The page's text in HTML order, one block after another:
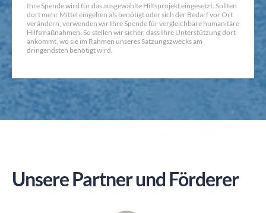
Ihre Spende wird für das ausgewählte Hilfsprojekt eingesetzt. Sollten
dort mehr Mittel eingehen als benötigt oder sich der Bedarf vor Ort
verändern, verwenden wir Ihre Spende für vergleichbare humanitäre
Hilfsmaßnahmen. So stellen wir sicher, dass Ihre Unterstützung dort
ankommt, wo sie im Rahmen unseres Satzungszwecks am
dringendsten benötigt wird.
Unsere Partner und Förderer